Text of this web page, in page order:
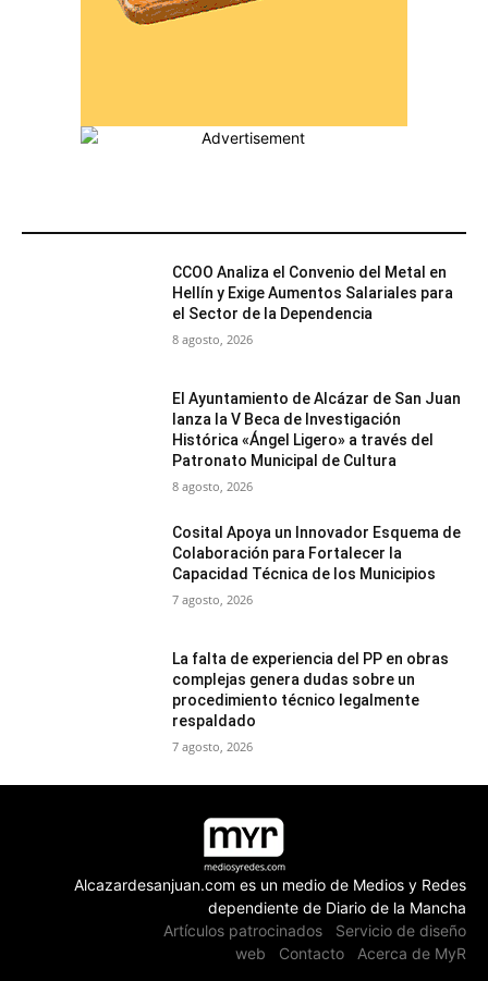
CCOO Analiza el Convenio del Metal en
Hellín y Exige Aumentos Salariales para
el Sector de la Dependencia
8 agosto, 2026
El Ayuntamiento de Alcázar de San Juan
lanza la V Beca de Investigación
Histórica «Ángel Ligero» a través del
Patronato Municipal de Cultura
8 agosto, 2026
Cosital Apoya un Innovador Esquema de
Colaboración para Fortalecer la
Capacidad Técnica de los Municipios
7 agosto, 2026
La falta de experiencia del PP en obras
complejas genera dudas sobre un
procedimiento técnico legalmente
respaldado
7 agosto, 2026
Alcazardesanjuan.com es un medio de Medios y Redes
dependiente de Diario de la Mancha
Artículos patrocinados
Servicio de diseño
web
Contacto Acerca de MyR